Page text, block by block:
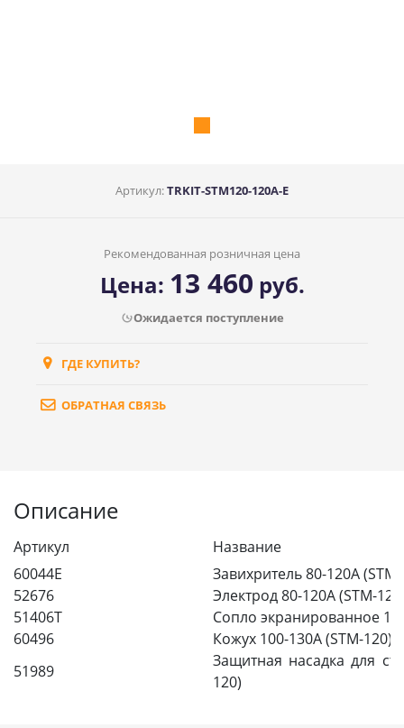
Артикул:TRKIT-STM120-120A-E
Рекомендованная розничная цена
Цена: 13 460 руб.
Ожидается поступление
ГДЕ КУПИТЬ?
ОБРАТНАЯ СВЯЗЬ
Описание
Артикул
Название
60044E
Завихритель 80-120А
52676
Электрод 80-120А (STM-
51406T
Сопло экранированное
60496
Кожух 100-130А (STM-120)
51989
Защитная насадка для
120)